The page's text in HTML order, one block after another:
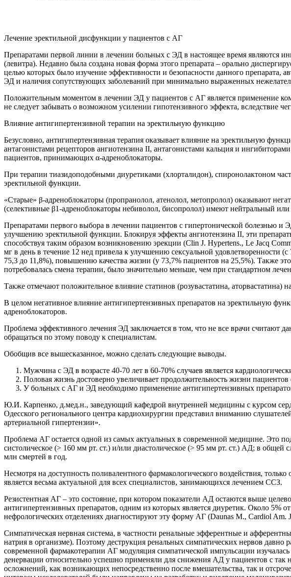
Лечение эректильной дисфункции у пациентов с АГ
Препаратами первой линии в лечении больных с ЭД в настоящее время являются
(левитра). Недавно была создана новая форма этого препарата – орально
целью которых было изучение эффективности и безопасности данного
ЭД и наличия сопутствующих заболеваний при минимально выраженных
Положительным моментом в лечении ЭД у пациентов с АГ является применение
не следует забывать о возможном усилении гипотензивного эффекта, вследствие
Влияние антигипертензивной терапии на эректильную функцию
Безусловно, антигипертензивная терапия оказывает влияние на эректильную
антагонистами рецепторов ангиотензина II, антагонистами кальция и
пациентов, принимающих α-адреноблокаторы.
При терапии тиазидоподобными диуретиками (хлорталидон), спиронолактоном
эректильной функции.
«Старые» β-адреноблокаторы (пропранолол, атенолол, метопролол) оказывают
(селективные β1-адреноблокаторы небиволол, бисопролол) имеют нейтральный
Препаратами первого выбора в лечении пациентов с гипертонической болезнью и
улучшению эректильной функции. Блокируя эффекты ангиотензина ІІ, эти
способствуя таким образом возникновению эрекции (Clin J. Hypertens., Le Jacq
мг в день в течение 12 нед привела к улучшению сексуальной
75,3 до 11,8%), повышению качества жизни (у 73,7% пациентов на 25,5%). Также
потребовалась смена терапии, было значительно меньше, чем при стандартном
Также отмечают положительное влияние статинов (розувастатина,
В целом негативное влияние антигипертензивных препаратов на эректильную
адреноблокаторов.
Проблема эффективного лечения ЭД заключается в том, что не все врачи считают
обращаться по этому поводу к специалистам.
Обобщив все вышесказанное, можно сделать следующие выводы.
Мужчина с ЭД в возрасте 40-70 лет в 60-70% случаев является
Половая жизнь достоверно увеличивает продолжительность жизни
У больных с АГ и ЭД необходимо применение антигипертензивных
Ю.И. Карпенко, д.мед.н., заведующий кафедрой внутренней медицины с курсом
Одесского регионального центра кардиохирургии представил вниманию
артериальной гипертензии».
Проблема АГ остается одной из самых актуальных в современной медицине. Это
систолическое (> 160 мм рт. ст.) и/или диастолическое (> 95 мм рт. ст.) АД; в
млн смертей в год.
Несмотря на доступность поливалентного фармакологического воздействия,
является весьма актуальной для всех специалистов, занимающихся лечением ССЗ.
Резистентная АГ – это состояние, при котором показатели АД остаются выше
антигипертензивных препаратов, одним из которых является диуретик. Около 5%
нефрологических отделениях диагностируют эту форму АГ (Daunas M., Cardiol Am.
Симпатическая нервная система, в частности ренальные эфферентные и
натрия в организме). Поэтому деструкция ренальных симпатических нервов давно
современной фармакотерапии АГ модуляция симпатической импульсации
денервации относительно успешно применяли для снижения АД у пациентов с
осложнений, как возникающих непосредственно после вмешательства, так и